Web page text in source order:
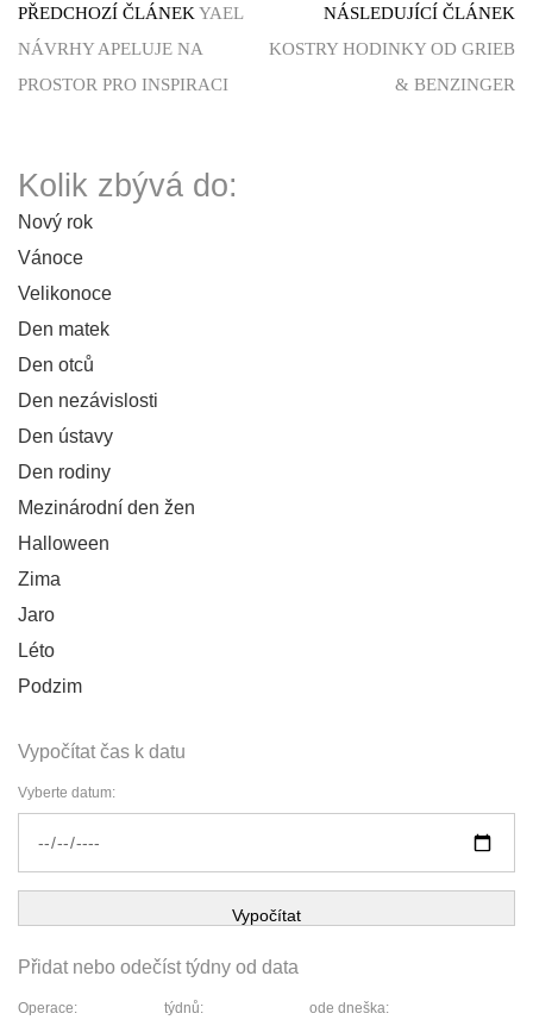
PŘEDCHOZÍ ČLÁNEKYAEL
NÁVRHY APELUJE NA
PROSTOR PRO INSPIRACI
NÁSLEDUJÍCÍ ČLÁNEK
KOSTRY HODINKY OD GRIEB
& BENZINGER
Kolik zbývá do:
Nový rok
Vánoce
Velikonoce
Den matek
Den otců
Den nezávislosti
Den ústavy
Den rodiny
Mezinárodní den žen
Halloween
Zima
Jaro
Léto
Podzim
Vypočítat čas k datu
Vyberte datum:
Vypočítat
Přidat nebo odečíst týdny od data
Operace: týdnů: ode dneška: